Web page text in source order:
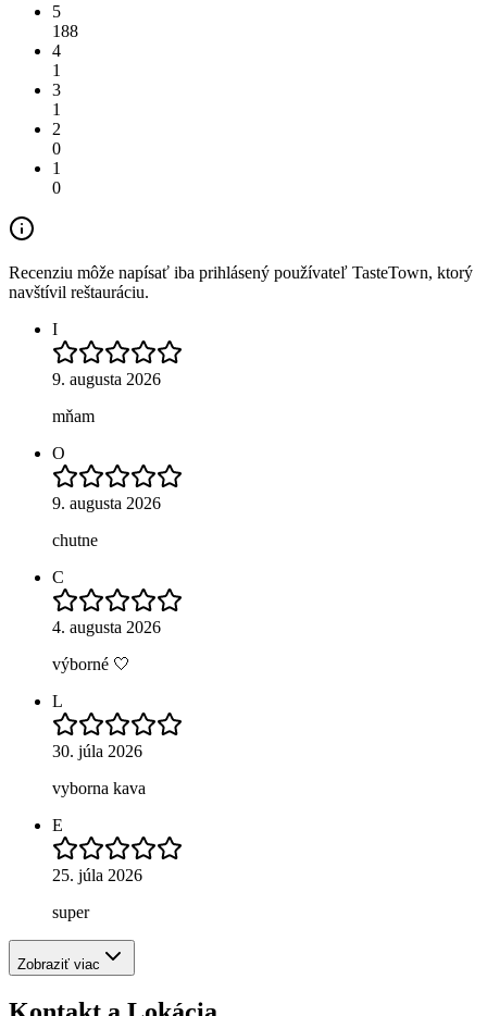
5
188
4
1
3
1
2
0
1
0
Recenziu môže napísať iba prihlásený používateľ TasteTown, ktorý
navštívil reštauráciu.
I
9. augusta 2026
mňam
O
9. augusta 2026
chutne
C
4. augusta 2026
výborné 🤍
L
30. júla 2026
vyborna kava
E
25. júla 2026
super
Zobraziť viac